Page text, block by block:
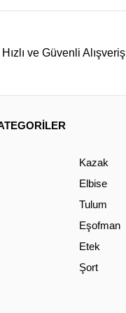
Hızlı ve Güvenli Alışveriş
Kazak
Elbise
Tulum
Eşofman
Etek
Şort